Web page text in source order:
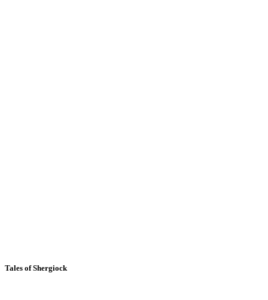
Tales of Shergiock